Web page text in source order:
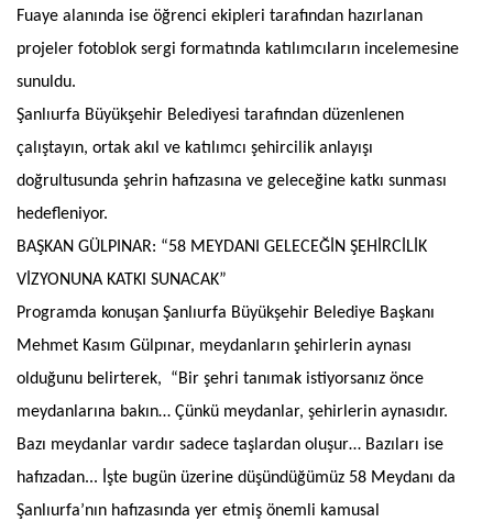
Fuaye alanında ise öğrenci ekipleri tarafından hazırlanan
projeler fotoblok sergi formatında katılımcıların incelemesine
sunuldu.
Şanlıurfa Büyükşehir Belediyesi tarafından düzenlenen
çalıştayın, ortak akıl ve katılımcı şehircilik anlayışı
doğrultusunda şehrin hafızasına ve geleceğine katkı sunması
hedefleniyor.
BAŞKAN GÜLPINAR: “58 MEYDANI GELECEĞİN ŞEHİRCİLİK
VİZYONUNA KATKI SUNACAK”
Programda konuşan Şanlıurfa Büyükşehir Belediye Başkanı
Mehmet Kasım Gülpınar, meydanların şehirlerin aynası
olduğunu belirterek, “Bir şehri tanımak istiyorsanız önce
meydanlarına bakın… Çünkü meydanlar, şehirlerin aynasıdır.
Bazı meydanlar vardır sadece taşlardan oluşur… Bazıları ise
hafızadan... İşte bugün üzerine düşündüğümüz 58 Meydanı da
Şanlıurfa’nın hafızasında yer etmiş önemli kamusal